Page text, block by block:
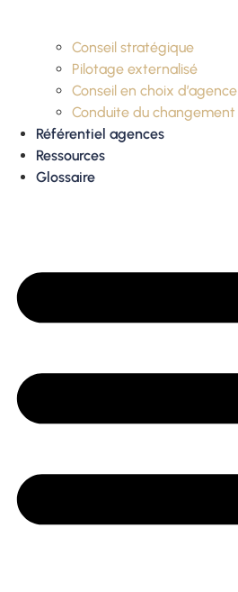
Conseil stratégique
Pilotage externalisé
Conseil en choix d’agence
Conduite du changement
Référentiel agences
Ressources
Glossaire